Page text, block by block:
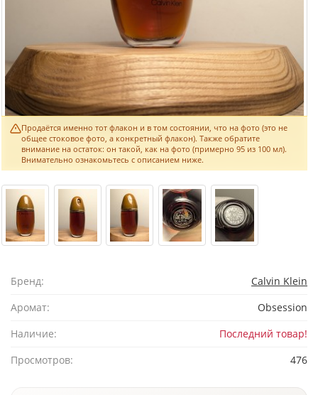
Продаётся именно тот флакон и в том состоянии, что на фото (это не
общее стоковое фото, а конкретный флакон). Также обратите
внимание на остаток: он такой, как на фото (примерно 95 из 100 мл).
Внимательно ознакомьтесь с описанием ниже.
Бренд:
Calvin Klein
Аромат:
Obsession
Наличие:
Последний товар!
Просмотров:
476